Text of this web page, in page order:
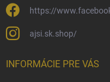
https://
ajsi.sk.shop/
INFORMÁCIE PRE VÁS